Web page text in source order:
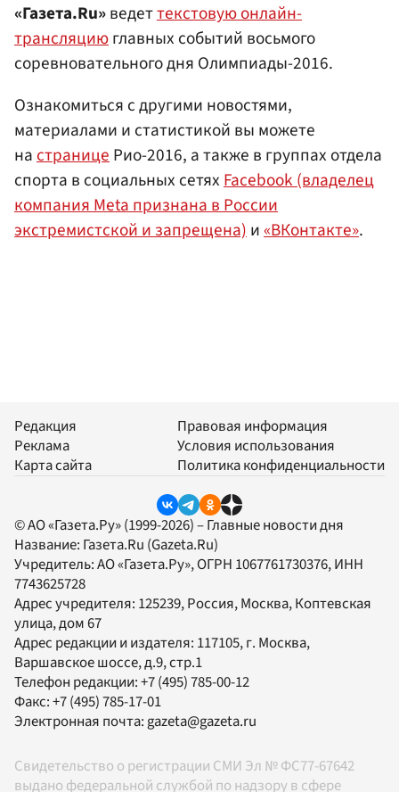
«Газета.Ru»ведеттекстовую онлайн-
трансляциюглавных событий восьмого
соревновательного дня Олимпиады-2016.
Ознакомиться с другими новостями,
материалами и статистикой вы можете
настраницеРио-2016, а также в группах отдела
спорта в социальных сетяхFacebook (владелец
компания Meta признана в России
экстремистской и запрещена)и«ВКонтакте».
Редакция
Реклама
Карта сайта
Правовая информация
Условия использования
Политика конфиденциальности
© АО «Газета.Ру» (1999-2026) – Главные новости дня
Название: Газета.Ru (Gazeta.Ru)
Учредитель:АО «Газета.Ру», ОГРН 1067761730376, ИНН
7743625728
Адрес учредителя: 125239, Россия, Москва, Коптевская
улица, дом 67
Адрес редакции и издателя: 117105, г. Москва,
Варшавское шоссе, д.9, стр.1
Телефон редакции:+7 (495) 785-00-12
Факс:+7 (495) 785-17-01
Электронная почта: gazeta@gazeta.ru
Свидетельство о регистрации СМИ Эл № ФС77-67642
выдано федеральной службой по надзору в сфере